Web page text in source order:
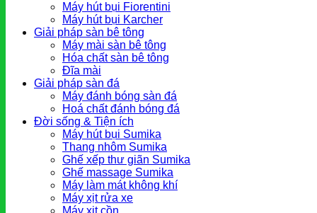
Máy hút bụi Fiorentini
Máy hút bụi Karcher
Giải pháp sàn bê tông
Máy mài sàn bê tông
Hóa chất sàn bê tông
Đĩa mài
Giải pháp sàn đá
Máy đánh bóng sàn đá
Hoá chất đánh bóng đá
Đời sống & Tiện ích
Máy hút bụi Sumika
Thang nhôm Sumika
Ghế xếp thư giãn Sumika
Ghế massage Sumika
Máy làm mát không khí
Máy xịt rửa xe
Máy xịt cồn